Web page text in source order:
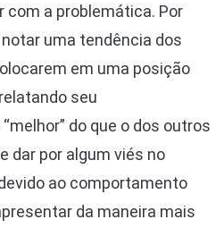
com a problemática. Por
uma tendência dos
em uma posição
seu
do que o dos outros
dar por algum viés no
ao comportamento
da maneira mais